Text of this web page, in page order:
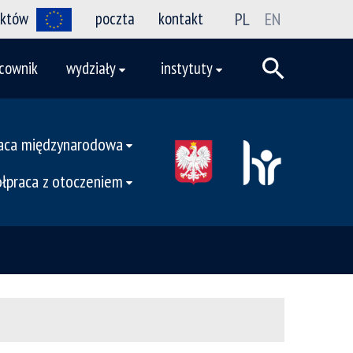
poczta kontakt PL EN
wydziały instytuty
międzynarodowa
z otoczeniem